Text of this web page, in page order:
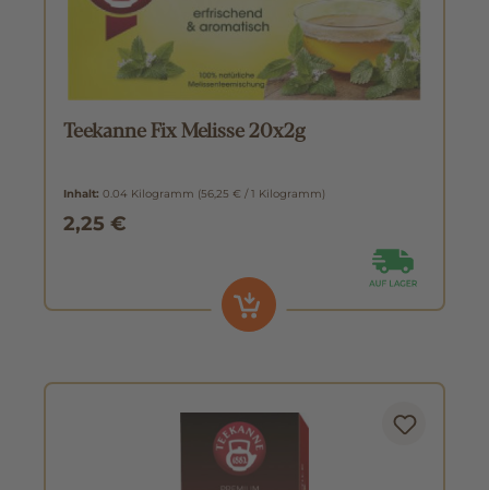
Teekanne Fix Melisse 20x2g
Inhalt: 0.04 Kilogramm (56,25 € / 1 Kilogramm)
2,25 €